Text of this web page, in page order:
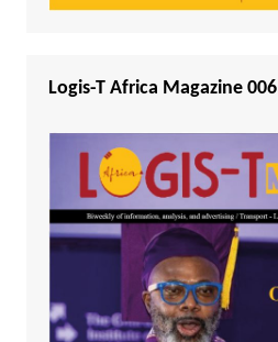
Logis-T Africa Magazine 006